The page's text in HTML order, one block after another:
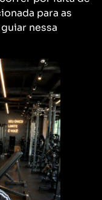
para as
nessa